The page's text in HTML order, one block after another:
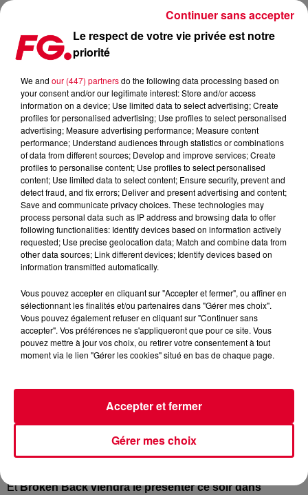
BROKEN BACK INVITÉ CE SOIR !
Publié : 12 février 2020 à 10h26 par Christophe HUBERT
Vous l’avez découvert sur RadioFG avec son single
planant, et plus que jamais une invitation au voyage !
L’artiste vient de sortir son 2e album «Good Days
solaire qu’optimiste. Une production largement influencée
EtBroken Back viendra le présenter ce soir dans
Le respect de votre vie privée est notre
priorité
We and our (447) partnersdo the following data processing based on
your consent and/or our legitimate interest: Store and/or access
information on a device; Use limited data to select advertising; Create
profiles for personalised advertising; Use profiles to select personalised
advertising; Measure advertising performance; Measure content
performance; Understand audiences through statistics or combinations
of data from different sources; Develop and improve services; Create
profiles to personalise content; Use profiles to select personalised
content; Use limited data to select content; Ensure security, prevent and
detect fraud, and fix errors; Deliver and present advertising and content;
Save and communicate privacy choices. These technologies may
process personal data such as IP address and browsing data to offer
following functionalities: Identify devices based on information actively
requested; Use precise geolocation data; Match and combine data from
other data sources; Link different devices; Identify devices based on
information transmitted automatically.
Vous pouvez accepter en cliquant sur "Accepter et fermer", ou affiner en
sélectionnant les finalités et/ou partenaires dans "Gérer mes choix".
Vous pouvez également refuser en cliquant sur "Continuer sans
accepter". Vos préférences ne s'appliqueront que pour ce site. Vous
pouvez mettre à jour vos choix, ou retirer votre consentement à tout
moment via le lien "Gérer les cookies" situé en bas de chaque page.
Gérer mes choix
Accepter et fermer
Continuer sans accepter